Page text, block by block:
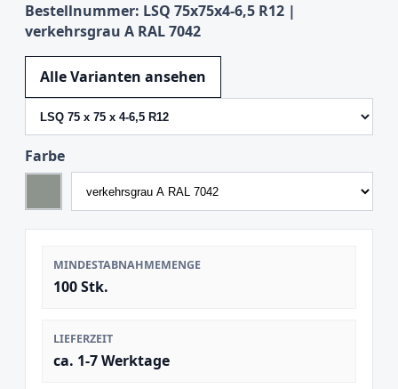
Bestellnummer: LSQ 75x75x4-6,5 R12 |
verkehrsgrau A RAL 7042
Alle Varianten ansehen
Farbe
MINDESTABNAHMEMENGE
100 Stk.
LIEFERZEIT
ca. 1-7 Werktage